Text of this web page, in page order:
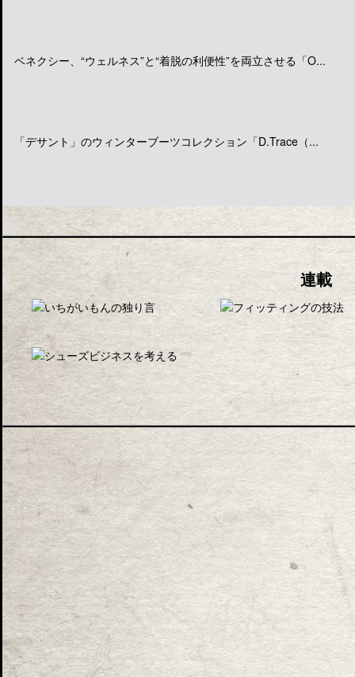
ベネクシー、“ウェルネス”と“着脱の利便性”を両立させる「O...
「デサント」のウィンターブーツコレクション「D.Trace（...
連載